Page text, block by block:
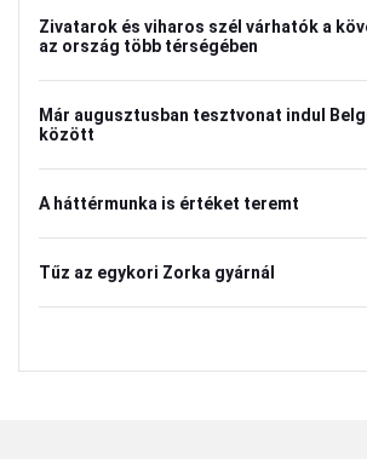
Zivatarok és viharos szél várhatók a
az ország több térségében
Már augusztusban tesztvonat indul
között
A háttérmunka is értéket teremt
Tűz az egykori Zorka gyárnál